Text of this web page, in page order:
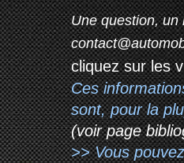
Une question, un
cliquez sur les
Ces
sont, pour la
(voir page
>> Vous